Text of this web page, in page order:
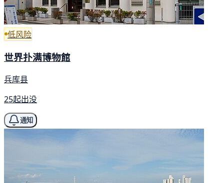
低风险
世界扑满博物館
兵库县
25起出没
通知